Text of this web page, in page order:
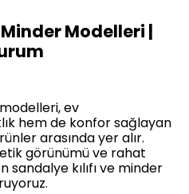
Minder Modelleri |
ev
hem de konfor sağlayan
arasında yer alır.
görünümü ve rahat
sandalye kılıfı ve minder